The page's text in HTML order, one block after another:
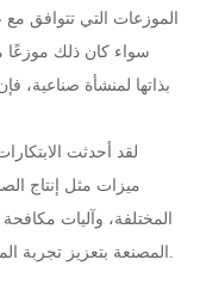
الموزعات التي تتوافق مع
سواء كان ذلك موزعًا
بذاتها لمنشأة
لقد أحدثت
ميزات مثل إنتاج
المختلفة، وآليات
المصنعة بتعزيز تجربة المستخدم مع تعزيز الصرف الصحي بشكل أفضل.